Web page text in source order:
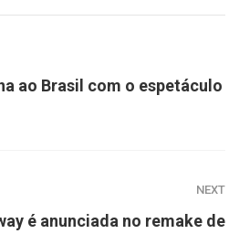
ao Brasil com o espetáculo
NEXT
é anunciada no remake de